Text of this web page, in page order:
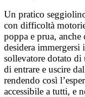
Un pratico
con difficoltà
poppa e prua,
desidera
sollevatore dotato di
di entrare e uscire
rendendo così
accessibile a tutti, e